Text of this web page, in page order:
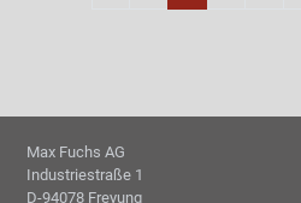
Max Fuchs AG
Industriestraße 1
D-94078 Freyung